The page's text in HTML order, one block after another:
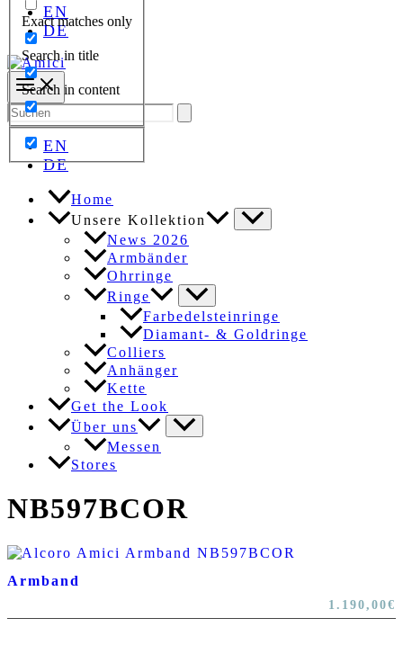
Exact matches only
Search in title
Search in content
EN
DE
Search
for:
EN
DE
Home
Unsere Kollektion
News 2026
Armbänder
Ohrringe
Ringe
Farbedelsteinringe
Diamant- & Goldringe
Colliers
Anhänger
Kette
Get the Look
Über uns
Messen
Stores
NB597BCOR
Armband
1.190,00€